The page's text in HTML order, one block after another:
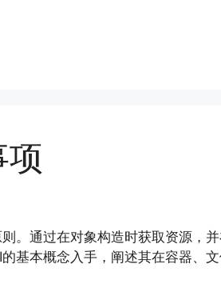
。通过在对象构造时获取资源，
基本概念入手，阐述其在容器、